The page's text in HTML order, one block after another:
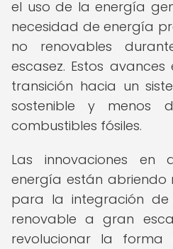
el uso de la energía
necesidad de energía
no renovables
escasez. Estos
transición hacia un
sostenible y menos
combustibles fósiles.
Las innovaciones en
energía están abriendo
para la integración
renovable a gran
revolucionar la